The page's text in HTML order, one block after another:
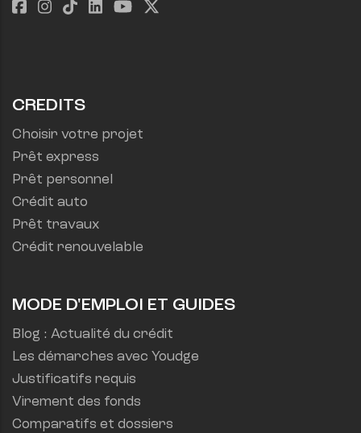
CREDITS
Choisir votre projet
Prêt express
Prêt personnel
Crédit auto
Prêt travaux
Crédit renouvelable
MODE D'EMPLOI ET GUIDES
Blog : Actualité du crédit
Les démarches avec Youdge
Justificatifs requis
Virement des fonds
Comparatifs et dossiers